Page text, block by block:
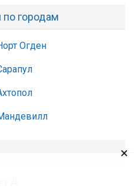
по городам
Огден
×